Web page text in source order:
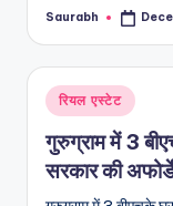
Posted
Saurabh
Posted
in
रियल एस्टेट
गुरुग्राम में 3
सरकार की